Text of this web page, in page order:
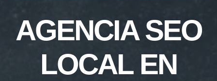
AGENCIA SEO
LOCAL EN